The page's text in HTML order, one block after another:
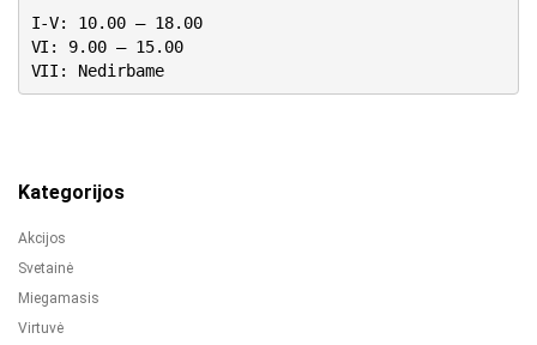
I-V: 10.00 – 18.00
VI: 9.00 – 15.00
VII: Nedirbame
Kategorijos
Akcijos
Svetainė
Miegamasis
Virtuvė